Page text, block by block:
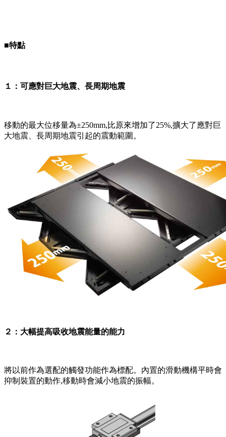
■特點
１：可應對巨大地震、長周期地震
移動的最大位移量為±250mm,比原來增加了25%,擴大了應對巨
大地震、長周期地震引起的震動範圍。
２：大幅提高吸收地震能量的能力
將以前作為選配的觸發功能作為標配。內置的滑動機構平時會
抑制裝置的動作,移動時會減小地震的振幅。